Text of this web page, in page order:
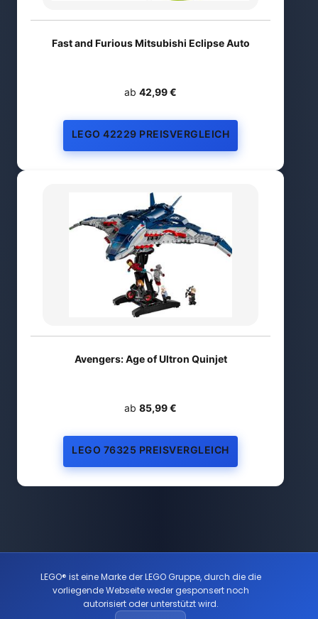
Fast and Furious Mitsubishi Eclipse Auto
ab 42,99 €
LEGO 42229 PREISVERGLEICH
Avengers: Age of Ultron Quinjet
ab 85,99 €
LEGO 76325 PREISVERGLEICH
LEGO® ist eine Marke der LEGO Gruppe, durch die die
vorliegende Webseite weder gesponsert noch
autorisiert oder unterstützt wird.